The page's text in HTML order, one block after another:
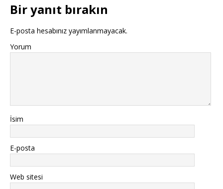
Bir yanıt bırakın
E-posta hesabınız yayımlanmayacak.
Yorum
İsim
E-posta
Web sitesi